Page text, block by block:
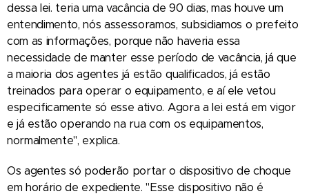
dessa lei. teria uma vacância de 90 dias, mas houve um
entendimento, nós assessoramos, subsidiamos o prefeito
com as informações, porque não haveria essa
necessidade de manter esse período de vacância, já que
a maioria dos agentes já estão qualificados, já estão
treinados para operar o equipamento, e aí ele vetou
especificamente só esse ativo. Agora a lei está em vigor
e já estão operando na rua com os equipamentos,
normalmente", explica.
Os agentes só poderão portar o dispositivo de choque
em horário de expediente. "Esse dispositivo não é